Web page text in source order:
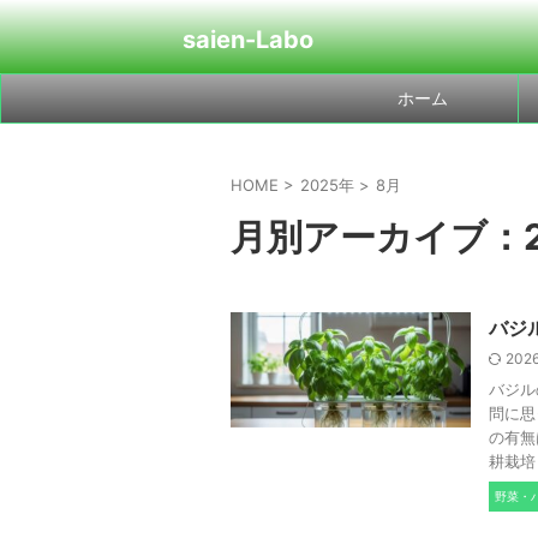
saien-Labo
ホーム
HOME > 2025年 > 8月
月別アーカイブ
バジ
バジ
問に
の有
耕栽
野菜・